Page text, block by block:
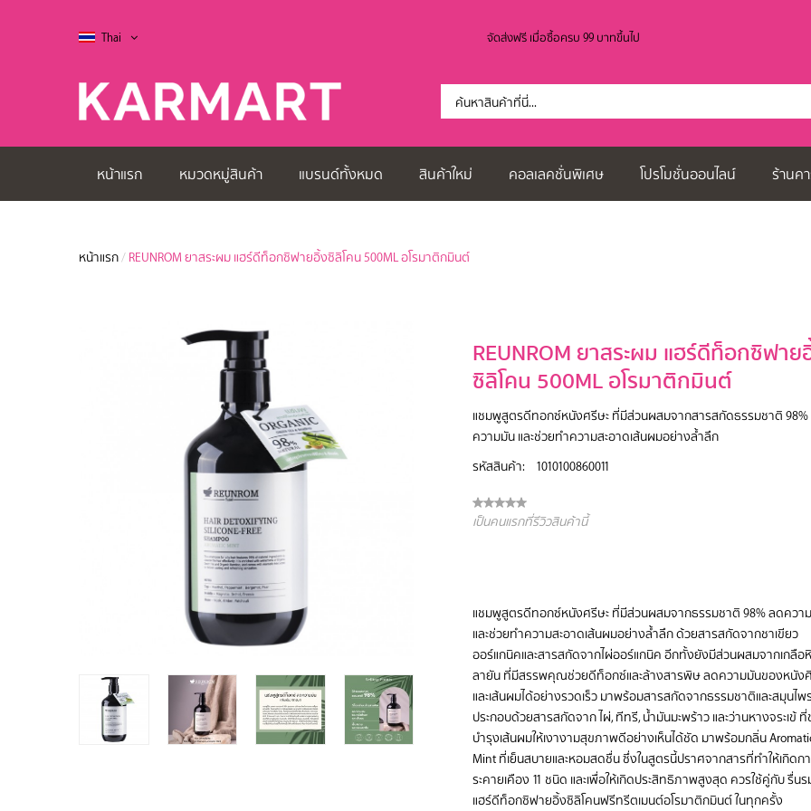
Thai จัดส่งฟรี เมื่อซื้อครบ 99 บาทขึ้นไป
หน้าแรก หมวดหมู่สินค้า แบรนด์ทั้งหมด สินค้าใหม่ คอลเลคชั่นพิเศษ โปรโมชั่นออนไลน์ ร้านค
หน้าแรก / REUNROM ยาสระผม แฮร์ดีท็อกซิฟายอิ้งซิลิโคน 500ML อโรมาติกมินต์
REUNROM ยาสระผม แฮร์ดีท็อกซิฟาย
ซิลิโคน 500ML อโรมาติกมินต์
แชมพูสูตรดีทอกซ์หนังศรีษะ ที่มีส่วนผสมจากสารสกัดธรรมชาติ
ความมัน และช่วยทำความสะอาดเส้นผมอย่างล้ำลึก
รหัสสินค้า:
1010100860011
เป็นคนแรกที่รีวิวสินค้านี้
แชมพูสูตรดีทอกซ์หนังศรีษะ ที่มีส่วนผสมจากธรรมชาติ 98% ลดควา
และช่วยทำความสะอาดเส้นผมอย่างล้ำลึก ด้วยสารสกัดจากชาเขียว
ออร์แกนิคและสารสกัดจากไผ่ออร์แกนิค อีกทั้งยังมีส่วนผสมจากเกลือ
ลายัน ที่มีสรรพคุณช่วยดีท็อกซ์และล้างสารพิษ ลดความมันของหนัง
และเส้นผมได้อย่างรวดเร็ว มาพร้อมสารสกัดจากธรรมชาติและสมุนไพ
ประกอบด้วยสารสกัดจาก ไผ่, ทีทรี, น้ำมันมะพร้าว และว่านหางจระเข้
บำรุงเส้นผมให้เงางามสุขภาพดีอย่างเห็นได้ชัด มาพร้อมกลิ่น
Mint ที่เย็นสบายและหอมสดชื่น ซึ่งในสูตรนี้ปราศจากสารที่ทำให้เกิดก
ระคายเคือง 11 ชนิด และเพื่อให้เกิดประสิทธิภาพสูงสุด ควรใช้คู่กับ รื่น
แฮร์ดีท็อกซิฟายอิ้งซิลิโคนฟรีทรีตเมนต์อโรมาติกมินต์ ในทุกครั้ง